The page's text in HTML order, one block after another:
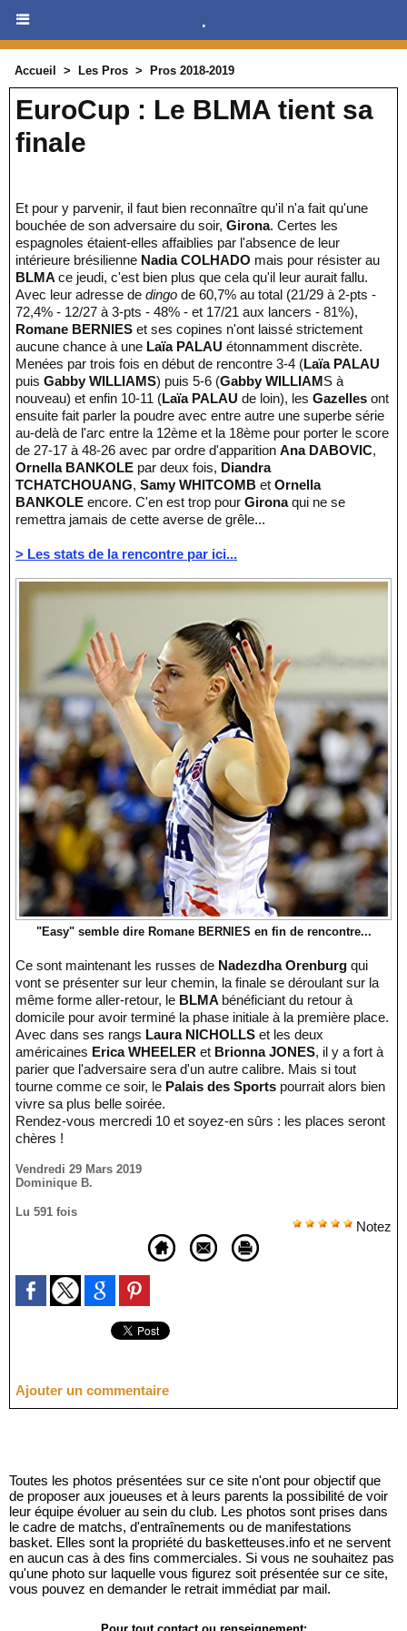
.
Accueil > Les Pros > Pros 2018-2019
EuroCup : Le BLMA tient sa
finale
Et pour y parvenir, il faut bien reconnaître qu'il n'a fait qu'une
bouchée de son adversaire du soir, Girona. Certes les
espagnoles étaient-elles affaiblies par l'absence de leur
intérieure brésilienne Nadia COLHADO mais pour résister au
BLMA ce jeudi, c'est bien plus que cela qu'il leur aurait fallu.
Avec leur adresse de dingo de 60,7% au total (21/29 à 2-pts -
72,4% - 12/27 à 3-pts - 48% - et 17/21 aux lancers - 81%),
Romane BERNIES et ses copines n'ont laissé strictement
aucune chance à une Laïa PALAU étonnamment discrète.
Menées par trois fois en début de rencontre 3-4 (Laïa PALAU
puis Gabby WILLIAMS) puis 5-6 (Gabby WILLIAMS à
nouveau) et enfin 10-11 (Laïa PALAU de loin), les Gazelles ont
ensuite fait parler la poudre avec entre autre une superbe série
au-delà de l'arc entre la 12ème et la 18ème pour porter le score
de 27-17 à 48-26 avec par ordre d'apparition Ana DABOVIC,
Ornella BANKOLE par deux fois, Diandra
TCHATCHOUANG, Samy WHITCOMB et Ornella
BANKOLE encore. C'en est trop pour Gironaqui ne se
remettra jamais de cette averse de grêle...
> Les stats de la rencontre par ici...
"Easy" semble dire Romane BERNIES en fin de rencontre...
Ce sont maintenant les russes de Nadezdha Orenburg qui
vont se présenter sur leur chemin, la finale se déroulant sur la
même forme aller-retour, le BLMA bénéficiant du retour à
domicile pour avoir terminé la phase initiale à la première place.
Avec dans ses rangs Laura NICHOLLS et les deux
américaines Erica WHEELER et Brionna JONES, il y a fort à
parier que l'adversaire sera d'un autre calibre. Mais si tout
tourne comme ce soir, le Palais des Sports pourrait alors bien
vivre sa plus belle soirée.
Rendez-vous mercredi 10 et soyez-en sûrs : les places seront
chères !
Vendredi 29 Mars 2019
Dominique B.
Lu 591 fois
Notez
Ajouter un commentaire
Toutes les photos présentées sur ce site n'ont pour objectif que
de proposer aux joueuses et à leurs parents la possibilité de voir
leur équipe évoluer au sein du club. Les photos sont prises dans
le cadre de matchs, d'entraînements ou de manifestations
basket. Elles sont la propriété du basketteuses.info et ne servent
en aucun cas à des fins commerciales. Si vous ne souhaitez pas
qu'une photo sur laquelle vous figurez soit présentée sur ce site,
vous pouvez en demander le retrait immédiat par mail.